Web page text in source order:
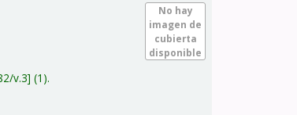
No hay
imagen de
cubierta
disponible
v.3 (1).